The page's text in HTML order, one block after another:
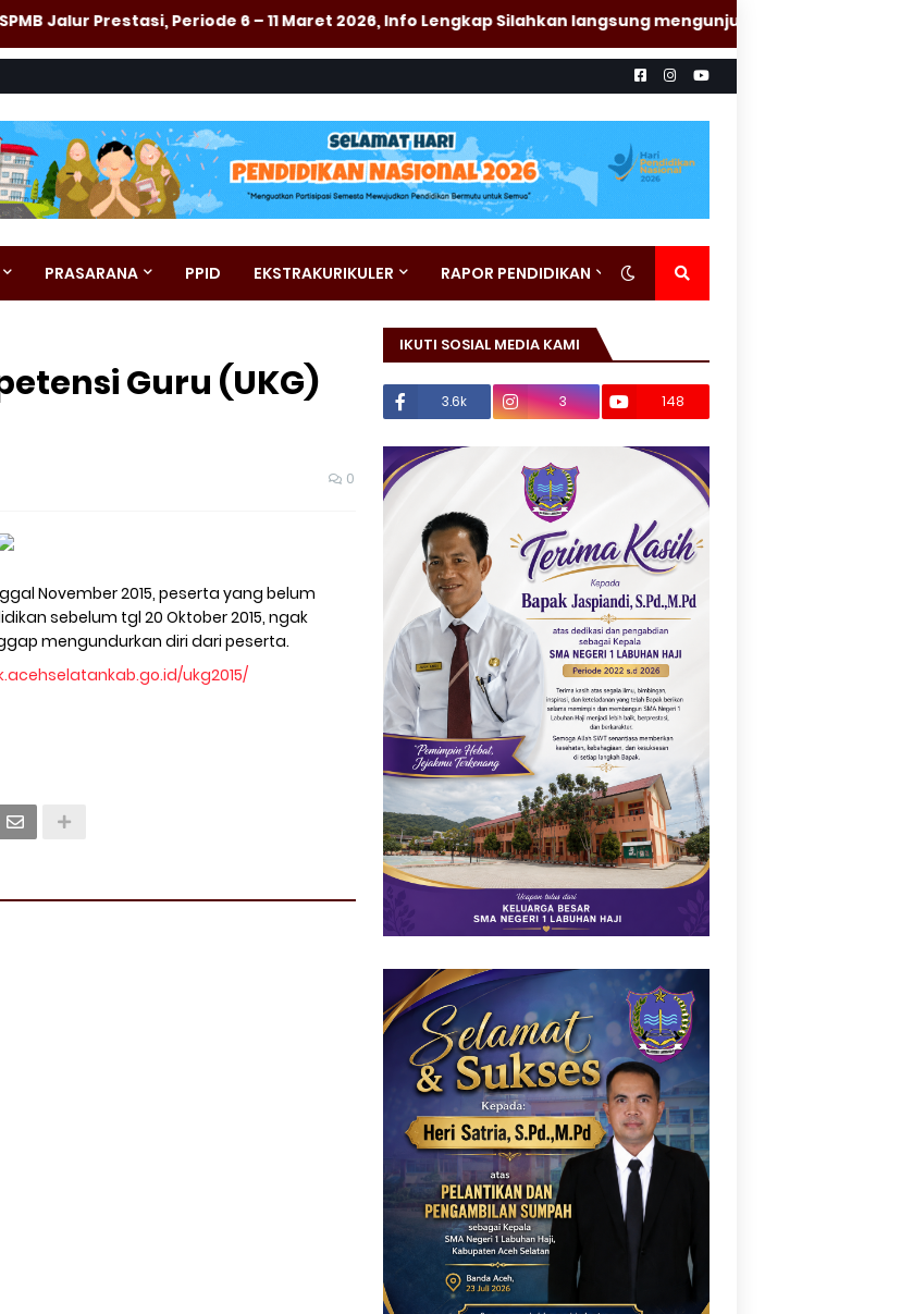
Periode 6 – 11 Maret 2026, Info Lengkap Silahkan langsung mengunjungi Panitia SPMB SMA
PRASARANA PPID EKSTRAKURIKULER RAPOR PENDIDIKAN
Guru (UKG)
0
November 2015, peserta yang belum
sebelum tgl 20 Oktober 2015, ngak
mengundurkan diri dari peserta.
ukg2015/
IKUTI SOSIAL MEDIA KAMI
3.6k 3 148